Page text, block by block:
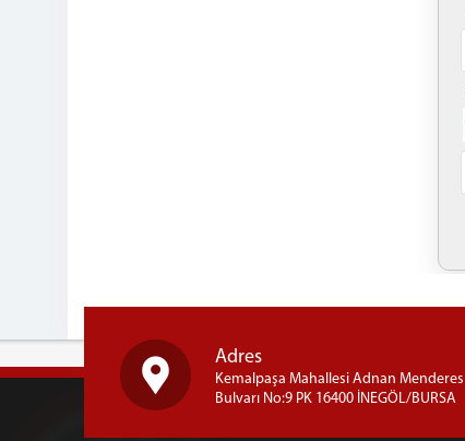
Adres
Kemalpaşa Mahallesi Adnan Menderes
Bulvarı No:9 PK 16400 İNEGÖL/BURSA